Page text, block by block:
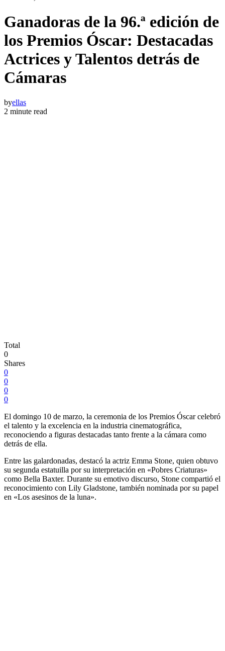
Ganadoras de la 96.ª edición de
los Premios Óscar: Destacadas
Actrices y Talentos detrás de
Cámaras
byellas
2 minute read
Total
0
Shares
0
0
0
0
El domingo 10 de marzo, la ceremonia de los Premios Óscar celebró
el talento y la excelencia en la industria cinematográfica,
reconociendo a figuras destacadas tanto frente a la cámara como
detrás de ella.
Entre las galardonadas, destacó la actriz Emma Stone, quien obtuvo
su segunda estatuilla por su interpretación en «Pobres Criaturas»
como Bella Baxter. Durante su emotivo discurso, Stone compartió el
reconocimiento con Lily Gladstone, también nominada por su papel
en «Los asesinos de la luna».